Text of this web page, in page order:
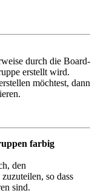
durch die Board-
erstellt wird.
möchtest, dann
farbig
den
so dass
sind.